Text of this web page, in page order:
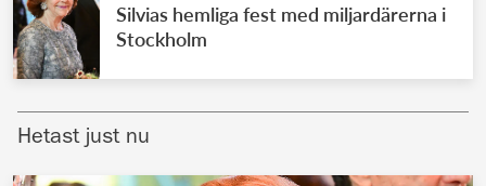
UTLÄNDSKT
VÄRLDENS KUNGAHUS
Brittiska kungahuset
Silvias hemliga fest med miljardärerna i
Stockholm
Hetast just nu